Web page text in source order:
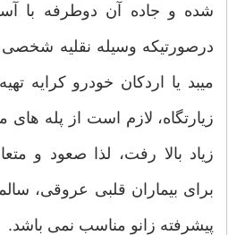
شده و جاده آن دوطرفه با
درصورتیکه وسیله نقلیه شخصی
میبد یا اردکان خودرو کرایه
زیارتگاه، لازم است از پله های
زیاد بالا رفت، لذا صعود و
برای بیماران قلبی عروقی،
پیشرفته زانو مناسب نمی باشد.